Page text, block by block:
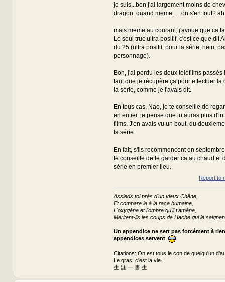
je suis...bon j'ai largement moins de
dragon, quand meme......on s'en fout?
mais meme au courant, j'avoue que ca
Le seul truc ultra positif, c'est ce que dit
du 25 (ultra positif, pour la série, hein,
personnage).
Bon, j'ai perdu les deux téléfilms passés
faut que je récupère ça pour effectuer la
la série, comme je l'avais dit.
En tous cas, Nao, je te conseille de
en entier, je pense que tu auras plus
films. J'en avais vu un bout, du
la série.
En fait, s'ils recommencent en
te conseille de te garder ca au chaud et
série en premier lieu.
Report to
Assieds toi près d'un vieux Chêne,
Et compare le à la race humaine,
L'oxygène et l'ombre qu'il t'amène,
Méritent-ils les coups de Hache qui le
Un appendice ne sert pas forcément à
appendices servent
Citations: On est tous le con de quelqu'un
Le gras, c'est la vie.
生 涯 一 書 生